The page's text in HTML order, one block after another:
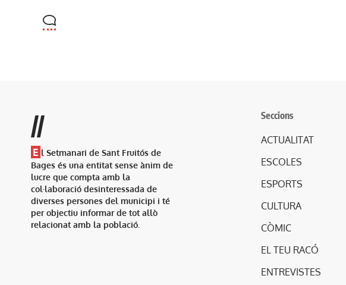
//
E l Setmanari de Sant Fruitós de
Bages és una entitat sense ànim de
lucre que compta amb la
col·laboració desinteressada de
diverses persones del municipi i té
per objectiu informar de tot allò
relacionat amb la població.
Seccions
ACTUALITAT
ESCOLES
ESPORTS
CULTURA
CÒMIC
EL TEU RACÓ
ENTREVISTES